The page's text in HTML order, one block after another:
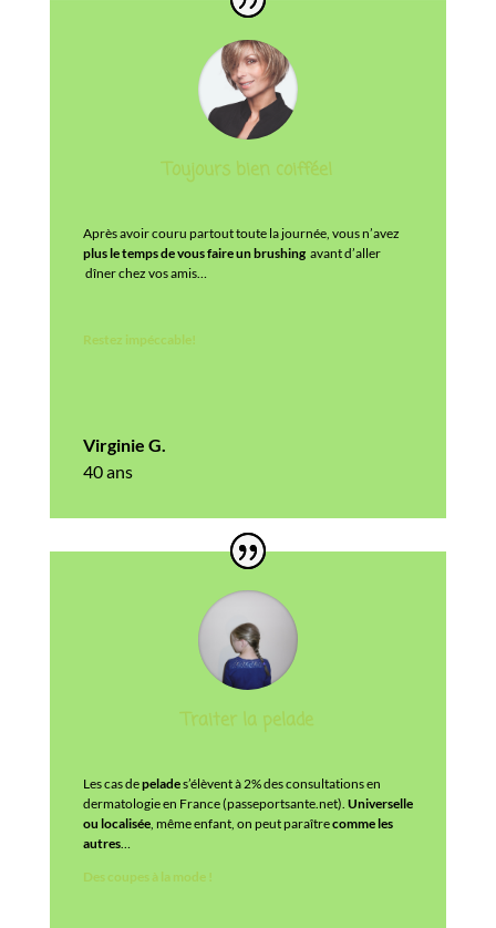
Toujours bien coiffée!
Après avoir couru partout toute la journée, vous n’avez
plus le temps de vous faire un brushingavant d’aller
dîner chez vos amis…
Restez impéccable!
Virginie G.
40 ans
Traiter la pelade
Les cas depelades’élèvent à 2% des consultations en
dermatologie en France (passeportsante.net). Universelle
ou localisée, même enfant, on peut paraîtrecomme les
autres…
Des coupes à la mode !